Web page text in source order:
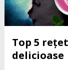
Top 5
delicioase